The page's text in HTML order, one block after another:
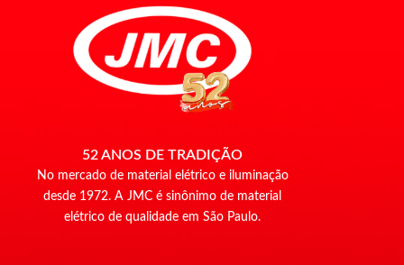
52 ANOS DE TRADIÇÃO
No mercado de material elétrico e iluminação
desde 1972. A JMC é sinônimo de material
elétrico de qualidade em São Paulo.